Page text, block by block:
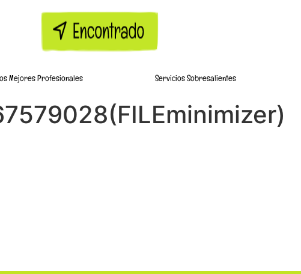
Mejores Profesionales Servicios Sobresalientes